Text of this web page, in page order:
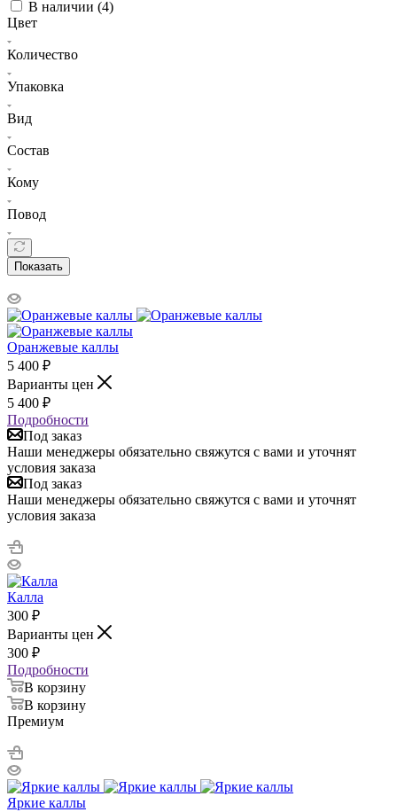
В наличии (4)
Цвет
Количество
Упаковка
Вид
Состав
Кому
Повод
Показать
Оранжевые каллы
5 400 ₽
Варианты цен
5 400 ₽
Подробности
Под заказ
Наши менеджеры обязательно свяжутся с вами и уточнят
условия заказа
Под заказ
Наши менеджеры обязательно свяжутся с вами и уточнят
условия заказа
Калла
300 ₽
Варианты цен
300 ₽
Подробности
В корзину
В корзину
Премиум
Яркие каллы